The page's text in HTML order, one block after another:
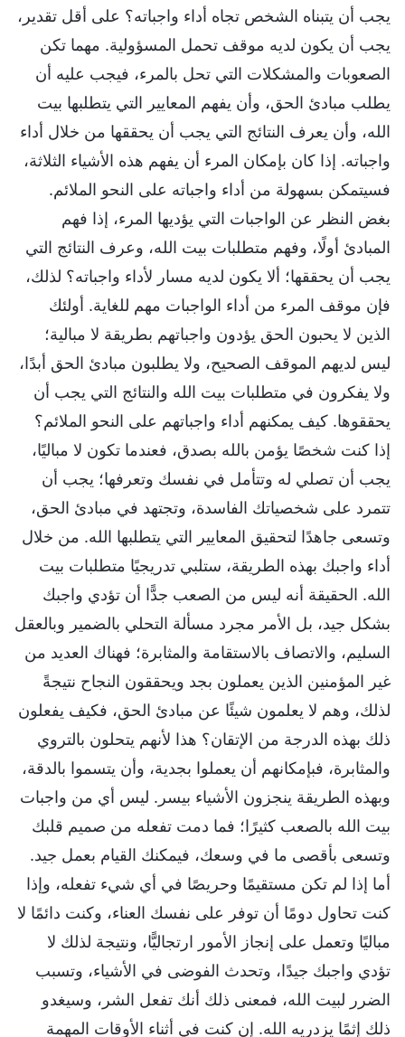
يجب أن يتبناه الشخص تجاه أداء واجباته؟ على أقل تقدير،
يجب أن يكون لديه موقف تحمل المسؤولية. مهما تكن
الصعوبات والمشكلات التي تحل بالمرء، فيجب عليه أن
يطلب مبادئ الحق، وأن يفهم المعايير التي يتطلبها بيت
الله، وأن يعرف النتائج التي يجب أن يحققها من خلال أداء
واجباته. إذا كان بإمكان المرء أن يفهم هذه الأشياء الثلاثة،
فسيتمكن بسهولة من أداء واجباته على النحو الملائم.
بغض النظر عن الواجبات التي يؤديها المرء، إذا فهم
المبادئ أولًا، وفهم متطلبات بيت الله، وعرف النتائج التي
يجب أن يحققها؛ ألا يكون لديه مسار لأداء واجباته؟ لذلك،
فإن موقف المرء من أداء الواجبات مهم للغاية. أولئك
الذين لا يحبون الحق يؤدون واجباتهم بطريقة لا مبالية؛
ليس لديهم الموقف الصحيح، ولا يطلبون مبادئ الحق أبدًا،
ولا يفكرون في متطلبات بيت الله والنتائج التي يجب أن
يحققوها. كيف يمكنهم أداء واجباتهم على النحو الملائم؟
إذا كنت شخصًا يؤمن بالله بصدق، فعندما تكون لا مباليًا،
يجب أن تصلي له وتتأمل في نفسك وتعرفها؛ يجب أن
تتمرد على شخصياتك الفاسدة، وتجتهد في مبادئ الحق،
وتسعى جاهدًا لتحقيق المعايير التي يتطلبها الله. من خلال
أداء واجبك بهذه الطريقة، ستلبي تدريجيًا متطلبات بيت
الله. الحقيقة أنه ليس من الصعب جدًّا أن تؤدي واجبك
بشكل جيد، بل الأمر مجرد مسألة التحلي بالضمير وبالعقل
السليم، والاتصاف بالاستقامة والمثابرة؛ فهناك العديد من
غير المؤمنين الذين يعملون بجد ويحققون النجاح نتيجةً
لذلك، وهم لا يعلمون شيئًا عن مبادئ الحق، فكيف يفعلون
ذلك بهذه الدرجة من الإتقان؟ هذا لأنهم يتحلون بالتروي
والمثابرة، فبإمكانهم أن يعملوا بجدية، وأن يتسموا بالدقة،
وبهذه الطريقة ينجزون الأشياء بيسر. ليس أي من واجبات
بيت الله بالصعب كثيرًا؛ فما دمت تفعله من صميم قلبك
وتسعى بأقصى ما في وسعك، فيمكنك القيام بعمل جيد.
أما إذا لم تكن مستقيمًا وحريصًا في أي شيء تفعله، وإذا
كنت تحاول دومًا أن توفر على نفسك العناء، وكنت دائمًا لا
مباليًا وتعمل على إنجاز الأمور ارتجاليًّا، ونتيجة لذلك لا
تؤدي واجبك جيدًا، وتحدث الفوضى في الأشياء، وتسبب
الضرر لبيت الله، فمعنى ذلك أنك تفعل الشر، وسيغدو
ذلك إثمًا يزدريه الله. إن كنت في أثناء الأوقات المهمة